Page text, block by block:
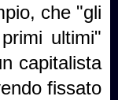
che "gli
ultimi"
capitalista
fissato